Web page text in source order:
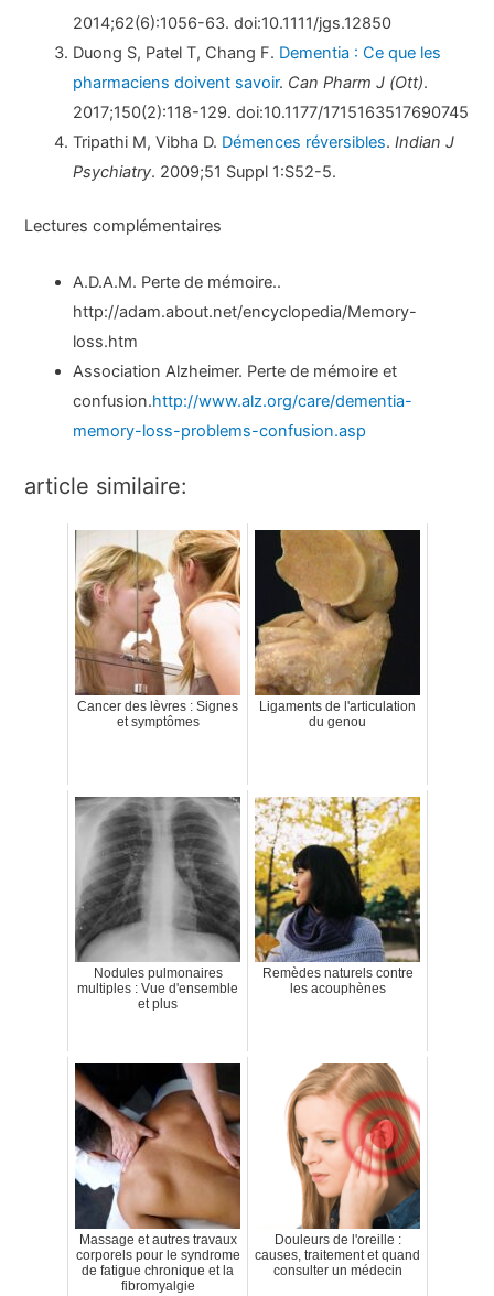
2014;62(6):1056-63. doi:10.1111/jgs.12850
Duong S, Patel T, Chang F. Dementia : Ce que les
pharmaciens doivent savoir. Can Pharm J (Ott).
2017;150(2):118-129. doi:10.1177/1715163517690745
Tripathi M, Vibha D. Démences réversibles. Indian J
Psychiatry. 2009;51 Suppl 1:S52-5.
Lectures complémentaires
A.D.A.M. Perte de mémoire..
http://adam.about.net/encyclopedia/Memory-
loss.htm
Association Alzheimer. Perte de mémoire et
confusion.http://www.alz.org/care/dementia-
memory-loss-problems-confusion.asp
article similaire:
Cancer des lèvres : Signes
et symptômes
Ligaments de l'articulation
du genou
Nodules pulmonaires
multiples : Vue d'ensemble
et plus
Remèdes naturels contre
les acouphènes
Massage et autres travaux
corporels pour le syndrome
de fatigue chronique et la
fibromyalgie
Douleurs de l'oreille :
causes, traitement et quand
consulter un médecin